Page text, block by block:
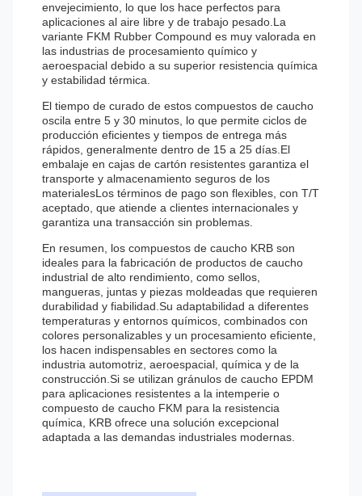
envejecimiento, lo que los hace perfectos para
aplicaciones al aire libre y de trabajo pesado.La
variante FKM Rubber Compound es muy valorada en
las industrias de procesamiento químico y
aeroespacial debido a su superior resistencia química
y estabilidad térmica.
El tiempo de curado de estos compuestos de caucho
oscila entre 5 y 30 minutos, lo que permite ciclos de
producción eficientes y tiempos de entrega más
rápidos, generalmente dentro de 15 a 25 días.El
embalaje en cajas de cartón resistentes garantiza el
transporte y almacenamiento seguros de los
materialesLos términos de pago son flexibles, con T/T
aceptado, que atiende a clientes internacionales y
garantiza una transacción sin problemas.
En resumen, los compuestos de caucho KRB son
ideales para la fabricación de productos de caucho
industrial de alto rendimiento, como sellos,
mangueras, juntas y piezas moldeadas que requieren
durabilidad y fiabilidad.Su adaptabilidad a diferentes
temperaturas y entornos químicos, combinados con
colores personalizables y un procesamiento eficiente,
los hacen indispensables en sectores como la
industria automotriz, aeroespacial, química y de la
construcción.Si se utilizan gránulos de caucho EPDM
para aplicaciones resistentes a la intemperie o
compuesto de caucho FKM para la resistencia
química, KRB ofrece una solución excepcional
adaptada a las demandas industriales modernas.